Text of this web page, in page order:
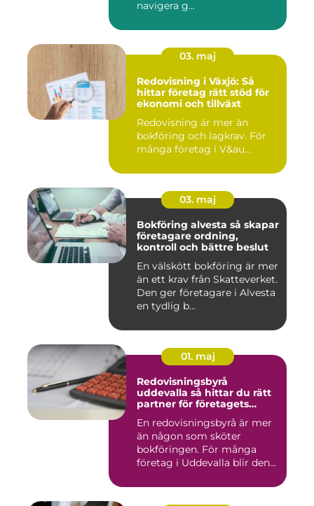
navigera g...
03. maj
Redovisning i Växjö: Så
hittar företag rätt stöd för
ekonomi och tillväxt
Redovisning är mer än
bokföring och lagkrav. För
många företag i V&au...
03. maj
Bokföring alvesta så skapar
företagare ordning,
kontroll och bättre beslut
En välskött bokföring är mer
än ett krav från Skatteverket.
Den ger företagare i Alvesta
en tydlig b...
01. maj
Redovisningsbyrå
uddevalla så hittar du rätt
partner för företagets
En redovisningsbyrå är mer
än någon som sköter
bokföringen. För många
företag i Uddevalla blir den